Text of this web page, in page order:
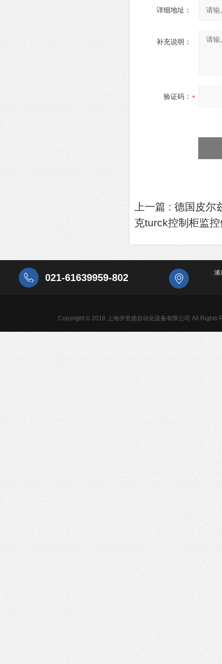
详细地址：
补充说明：
验证码：
上一篇 : 德国皮尔
克turck控制柜监
021-61639959-802 浦
Copyright © 2018 上海伊里德自动化设备有限公司 All Rights